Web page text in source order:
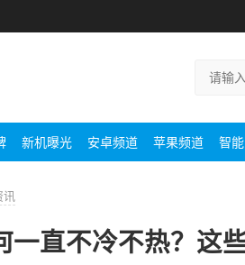
新机曝光 安卓频道 苹果频道 智
讯
一直不冷不热？这